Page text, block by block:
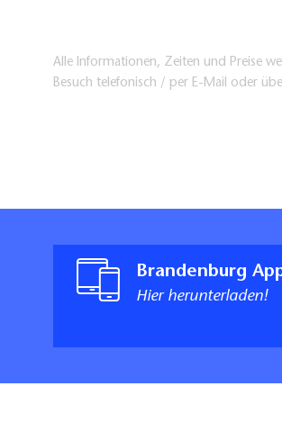
Alle Informationen, Zeiten und Preise
Besuch telefonisch / per E-Mail oder
Brandenburg
Hier herunterladen!